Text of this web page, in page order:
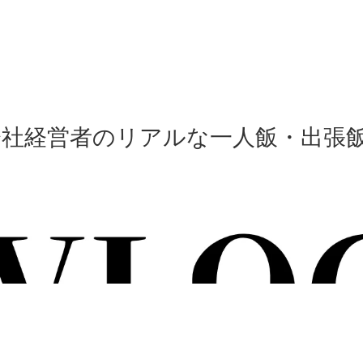
経営者のリアルな一人飯・出張